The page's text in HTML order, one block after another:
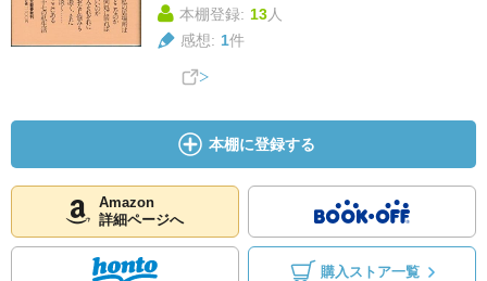
本棚登録: 13人
感想: 1件
本棚に登録する
Amazon
詳細ページへ
購入ストア一覧